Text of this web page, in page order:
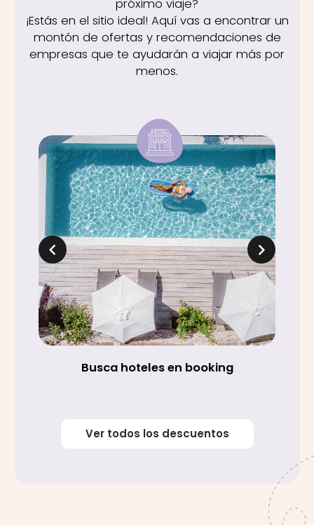
próximo viaje?
¡Estás en el sitio ideal! Aquí vas a encontrar un
montón de ofertas y recomendaciones de
empresas que te ayudarán a viajar más por
menos.
Busca hoteles en booking
Ver todos los descuentos